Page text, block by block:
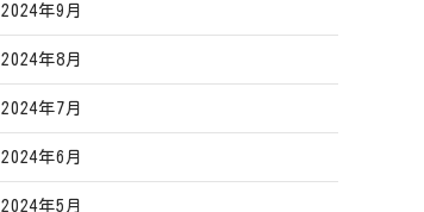
2024年9月
2024年8月
2024年7月
2024年6月
2024年5月